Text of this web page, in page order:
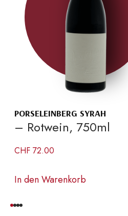
PORSELEINBERG SYRAH
– Rotwein, 750ml
CHF 72.00
In den Warenkorb